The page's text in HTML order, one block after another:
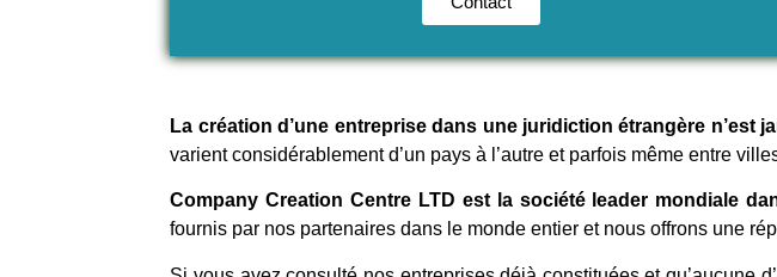
La création d’une entreprise dans une juridiction étrangère n’est
varient considérablement d’un pays à l’autre et parfois même entre
Company Creation Centre LTD est la société leader mondiale
fournis par nos partenaires dans le monde entier et nous offrons une